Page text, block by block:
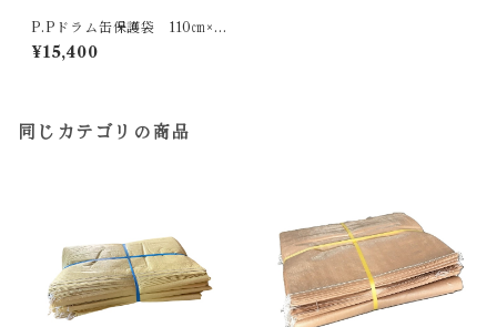
P.Pドラム缶保護袋 110㎝×1
30㎝ シングル(1重) 輸入
品 50枚入
¥15,400
同じカテゴリの商品